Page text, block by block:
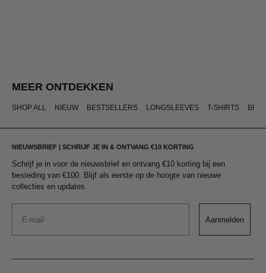
MEER ONTDEKKEN
SHOP ALL NIEUW BESTSELLERS LONGSLEEVES T-SHIRTS
NIEUWSBRIEF | SCHRIJF JE IN & ONTVANG €10 KORTING
Schrijf je in voor de nieuwsbrief en ontvang €10 korting bij een
besteding van €100. Blijf als eerste op de hoogte van nieuwe
collecties en updates.
Aanmelden